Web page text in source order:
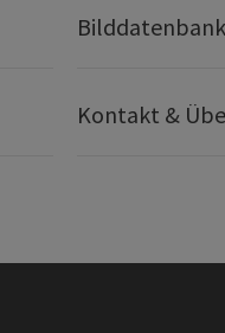
Bilddatenbank
Kontakt &